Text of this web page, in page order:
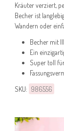
Kräuter verziert,
Becher ist
Wandern oder
Becher mit
Ein
Super toll
SKU: 986556